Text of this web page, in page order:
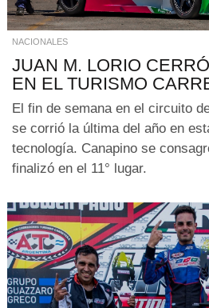
NACIONALES
JUAN M. LORIO
EN EL TURISMO
El fin de semana en el circuito
se corrió la última del año en
tecnología. Canapino se
finalizó en el 11° lugar.